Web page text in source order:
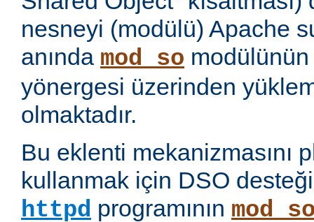
nesneyi (modülü) Apache
anında mod_so
yönergesi üzerinden
olmaktadır.
Bu eklenti mekanizmasını
kullanmak için DSO
httpd programının